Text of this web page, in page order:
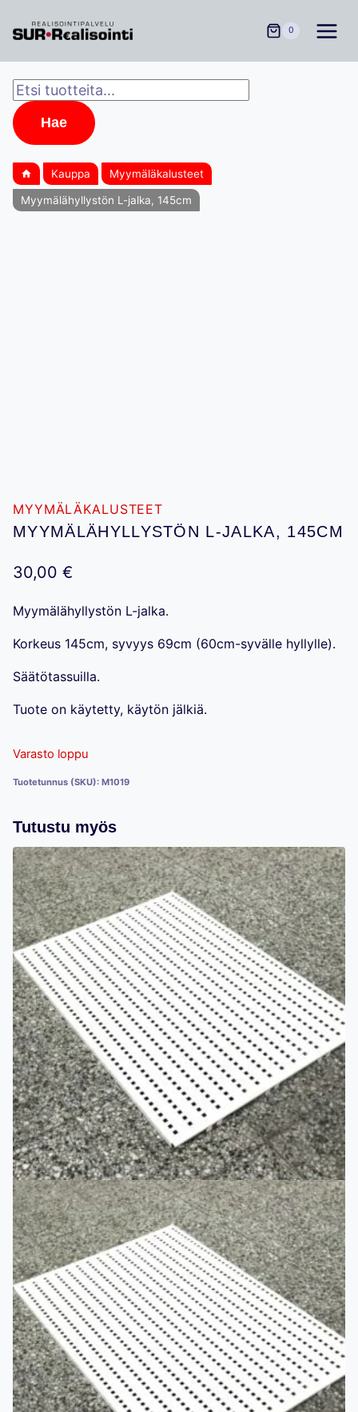
sisältöön
0
Products
search
Hae
Kauppa Myymäläkalusteet
Myymälähyllystön L-jalka, 145cm
MYYMÄLÄKALUSTEET
MYYMÄLÄHYLLYSTÖN L-JALKA, 145CM
30,00 €
Myymälähyllystön L-jalka.
Korkeus 145cm, syvyys 69cm (60cm-syvälle hyllylle).
Säätötassuilla.
Tuote on käytetty, käytön jälkiä.
Varasto loppu
Tuotetunnus (SKU): M1019
Tutustu myös